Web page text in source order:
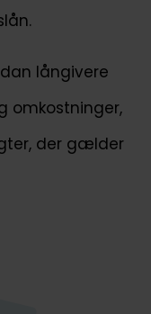
långivere
omkostninger,
der gælder